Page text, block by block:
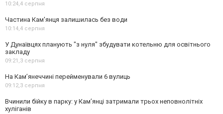
10:24,4 серпня
Частина Кам'янця залишилась без води
10:14,4 серпня
У Дунаївцях планують "з нуля" збудувати котельню для освітнього
закладу
09:21,3 серпня
На Камʼянеччині перейменували 6 вулиць
09:12,3 серпня
Вчинили бійку в парку: у Кам’янці затримали трьох неповнолітніх
хуліганів